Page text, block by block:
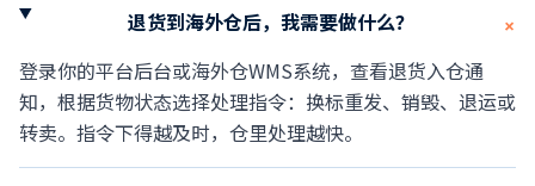
退货到海外仓后，我需要做什么？ +
登录你的平台后台或海外仓WMS系统，查看退货入仓通
知，根据货物状态选择处理指令：换标重发、销毁、退运或
转卖。指令下得越及时，仓里处理越快。